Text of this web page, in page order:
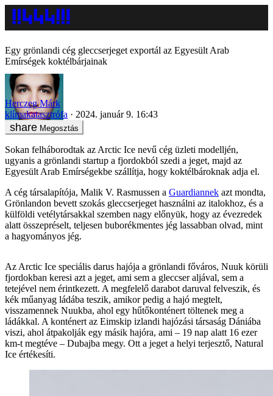
Egy grönlandi cég gleccserjeget exportál az Egyesült Arab
Emírségek koktélbárjainak
Herczeg Márk
klímakatasztrófa
2024. január 9. 16:43
Megosztás
Sokan felháborodtak az Arctic Ice nevű cég üzleti modelljén,
ugyanis a grönlandi startup a fjordokból szedi a jeget, majd az
Egyesült Arab Emírségekbe szállítja, hogy koktélbároknak adja el.
A cég társalapítója, Malik V. Rasmussen a Guardiannek azt mondta,
Grönlandon bevett szokás gleccserjeget használni az italokhoz, és a
külföldi vetélytársakkal szemben nagy előnyük, hogy az évezredek
alatt összepréselt, teljesen buborékmentes jég lassabban olvad, mint
a hagyományos jég.
Az Arctic Ice speciális darus hajója a grönlandi főváros, Nuuk körüli
fjordokban keresi azt a jeget, ami sem a gleccser aljával, sem a
tetejével nem érintkezett. A megfelelő darabot daruval felveszik, és
kék műanyag ládába teszik, amikor pedig a hajó megtelt,
visszamennek Nuukba, ahol egy hűtőkonténert töltenek meg a
ládákkal. A konténert az Eimskip izlandi hajózási társaság Dániába
viszi, ahol átpakolják egy másik hajóra, ami – 19 nap alatt 16 ezer
km-t megtéve – Dubajba megy. Ott a jeget a helyi terjesztő, Natural
Ice értékesíti.